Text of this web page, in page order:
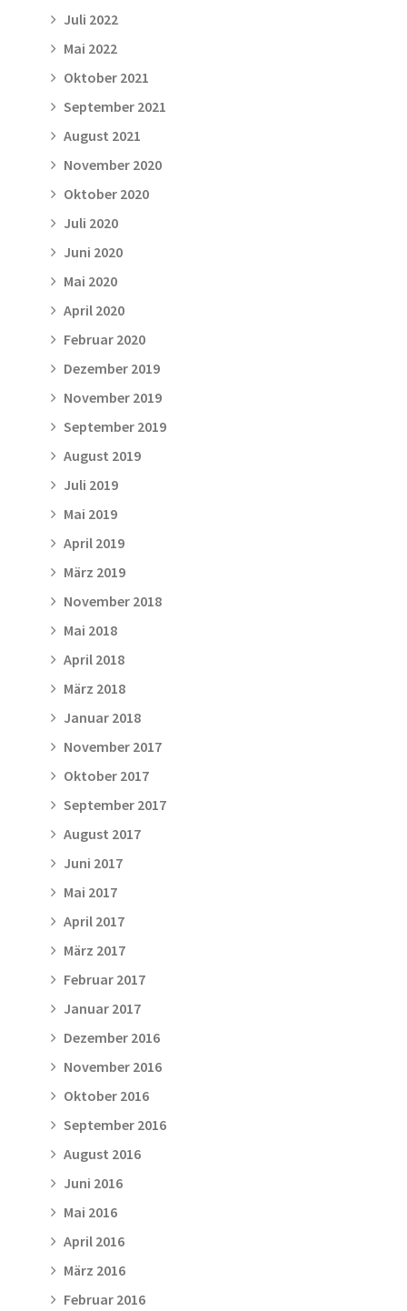
Juli 2022
Mai 2022
Oktober 2021
September 2021
August 2021
November 2020
Oktober 2020
Juli 2020
Juni 2020
Mai 2020
April 2020
Februar 2020
Dezember 2019
November 2019
September 2019
August 2019
Juli 2019
Mai 2019
April 2019
März 2019
November 2018
Mai 2018
April 2018
März 2018
Januar 2018
November 2017
Oktober 2017
September 2017
August 2017
Juni 2017
Mai 2017
April 2017
März 2017
Februar 2017
Januar 2017
Dezember 2016
November 2016
Oktober 2016
September 2016
August 2016
Juni 2016
Mai 2016
April 2016
März 2016
Februar 2016